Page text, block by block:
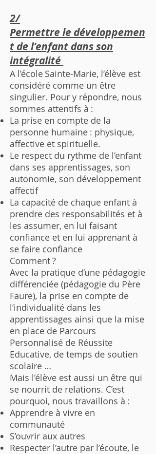
2/
Permettre le développemen
t de l’enfant dans son
intégralité
A l’école Sainte-Marie, l’élève est
considéré comme un être
singulier. Pour y répondre, nous
sommes attentifs à :
La prise en compte de la
personne humaine : physique,
affective et spirituelle.
Le respect du rythme de l’enfant
dans ses apprentissages, son
autonomie, son développement
affectif
La capacité de chaque enfant à
prendre des responsabilités et à
les assumer, en lui faisant
confiance et en lui apprenant à
se faire confiance
Comment ?
Avec la pratique d’une pédagogie
différenciée (pédagogie du Père
Faure), la prise en compte de
l’individualité dans les
apprentissages ainsi que la mise
en place de Parcours
Personnalisé de Réussite
Educative, de temps de soutien
scolaire …
Mais l’élève est aussi un être qui
se nourrit de relations. C’est
pourquoi, nous travaillons à :
Apprendre à vivre en
communauté
S’ouvrir aux autres
Respecter l’autre par l’écoute, le